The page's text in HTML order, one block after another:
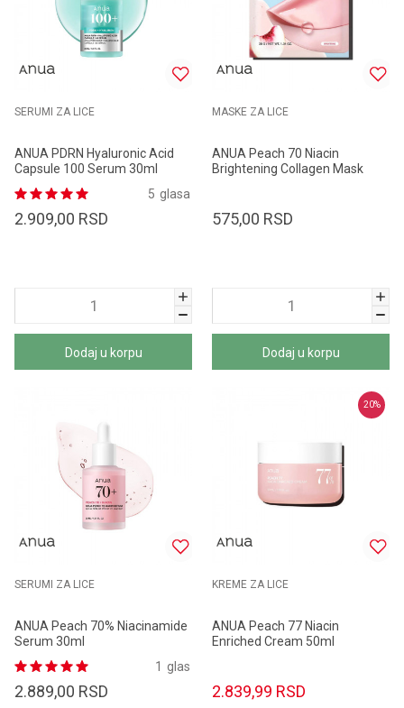
SERUMI ZA LICE
ANUA PDRN Hyaluronic Acid
Capsule 100 Serum 30ml
glasa
5
2.909,00 RSD
Dodaj u korpu
MASKE ZA LICE
ANUA Peach 70 Niacin
Brightening Collagen Mask
575,00 RSD
Dodaj u korpu
SERUMI ZA LICE
ANUA Peach 70% Niacinamide
Serum 30ml
glas
1
2.889,00 RSD
20%
KREME ZA LICE
ANUA Peach 77 Niacin
Enriched Cream 50ml
2.839,99 RSD